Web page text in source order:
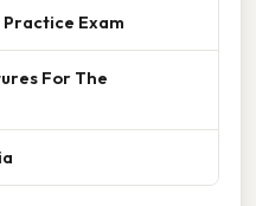
Exam
For The